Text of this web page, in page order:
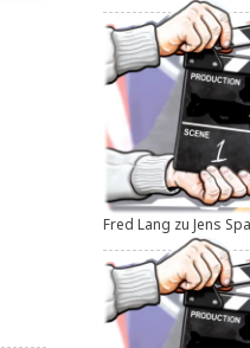
Fred Lang zu Jens